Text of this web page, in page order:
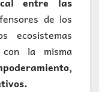
de los
ecosistemas
con la misma